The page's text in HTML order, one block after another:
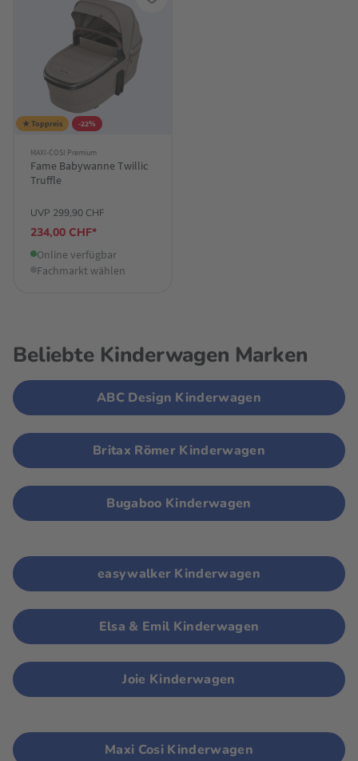
★ Toppreis -22%
MAXI-COSI Premium
Fame Babywanne Twillic
Truffle
UVP 299,90 CHF
234,00 CHF*
Online verfügbar
Fachmarkt wählen
Beliebte Kinderwagen Marken
ABC Design Kinderwagen
Britax Römer Kinderwagen
Bugaboo Kinderwagen
easywalker Kinderwagen
Elsa & Emil Kinderwagen
Joie Kinderwagen
Maxi Cosi Kinderwagen